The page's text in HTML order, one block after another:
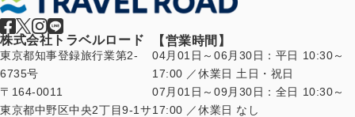
株式会社トラベルロード
東京都知事登録旅行業第2-
6735号
〒164-0011
東京都中野区中央2丁目9-1サ
【営業時間】
04月01日～06月30日：平日 10:30～
17:00 ／休業日 土日・祝日
07月01日～09月30日：全日 10:30～
17:00 ／休業日 なし